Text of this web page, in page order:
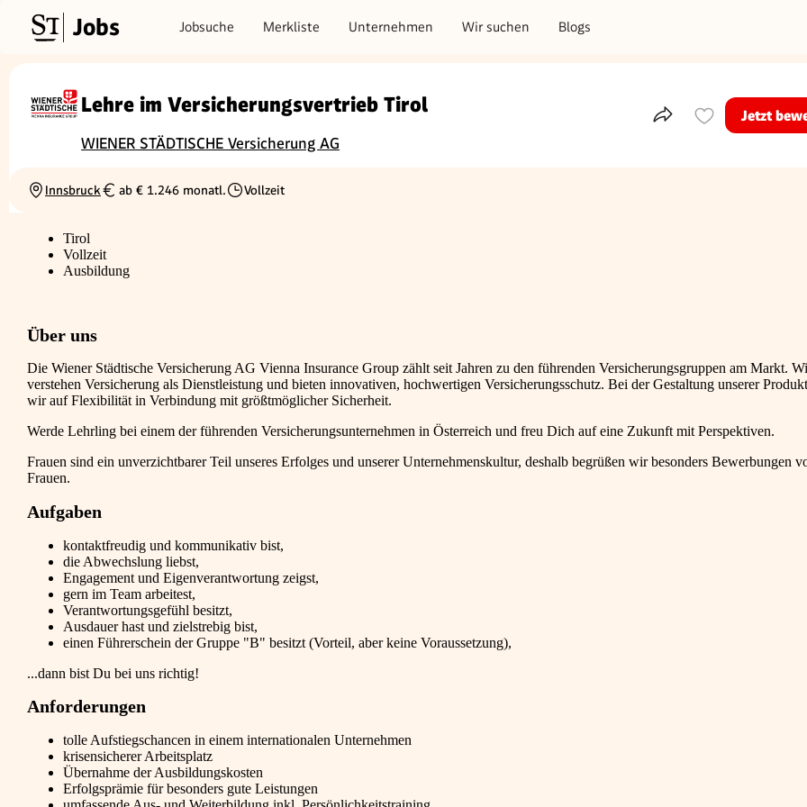
Jobs Jobsuche Merkliste Unternehmen Wir suchen Blogs
Lehre im Versicherungsvertrieb Tirol
WIENER STÄDTISCHE Versicherung AG
Teile dieses Inserat
Jetzt
Ortschaft
Innsbruck
Gehalt
ab € 1.246 monatl.
Beschäftigungsart
Vollzeit
Tirol
Vollzeit
Ausbildung
Über uns
Die Wiener Städtische Versicherung AG Vienna Insurance Group zählt seit Jahren zu den führenden Versicherungsgruppen am Markt.
verstehen Versicherung als Dienstleistung und bieten innovativen, hochwertigen Versicherungsschutz. Bei der Gestaltung unserer
wir auf Flexibilität in Verbindung mit größtmöglicher Sicherheit.
Werde Lehrling bei einem der führenden Versicherungsunternehmen in Österreich und freu Dich auf eine Zukunft mit Perspektiven.
Frauen sind ein unverzichtbarer Teil unseres Erfolges und unserer Unternehmenskultur, deshalb begrüßen wir besonders Bewerbungen
Frauen.
Aufgaben
kontaktfreudig und kommunikativ bist,
die Abwechslung liebst,
Engagement und Eigenverantwortung zeigst,
gern im Team arbeitest,
Verantwortungsgefühl besitzt,
Ausdauer hast und zielstrebig bist,
einen Führerschein der Gruppe "B" besitzt (Vorteil, aber keine Voraussetzung),
...dann bist Du bei uns richtig!
Anforderungen
tolle Aufstiegschancen in einem internationalen Unternehmen
krisensicherer Arbeitsplatz
Übernahme der Ausbildungskosten
Erfolgsprämie für besonders gute Leistungen